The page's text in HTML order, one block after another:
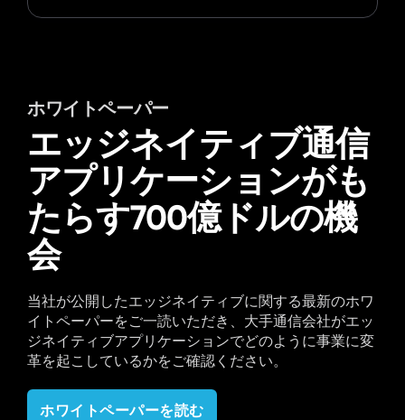
ホワイトペーパー
エッジネイティブ通信
アプリケーションがも
たらす700億ドルの機
会
当社が公開したエッジネイティブに関する最新のホワ
イトペーパーをご一読いただき、大手通信会社がエッ
ジネイティブアプリケーションでどのように事業に変
革を起こしているかをご確認ください。
ホワイトペーパーを読む